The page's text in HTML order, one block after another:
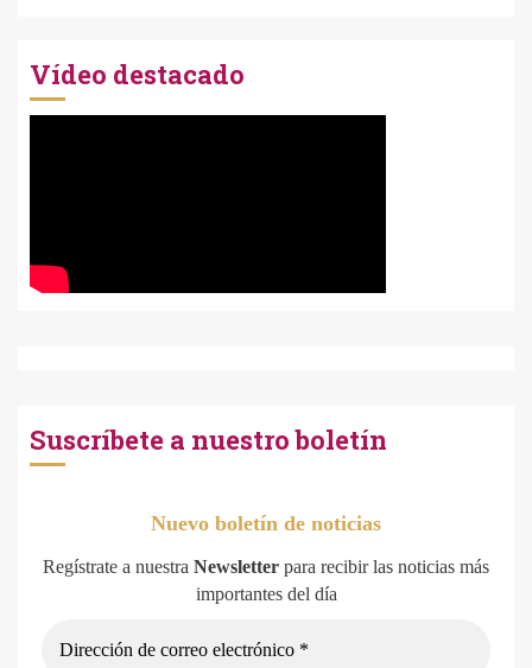
Vídeo destacado
Suscríbete a nuestro boletín
Nuevo boletín de noticias
Regístrate a nuestra Newsletter para recibir las noticias más
importantes del día